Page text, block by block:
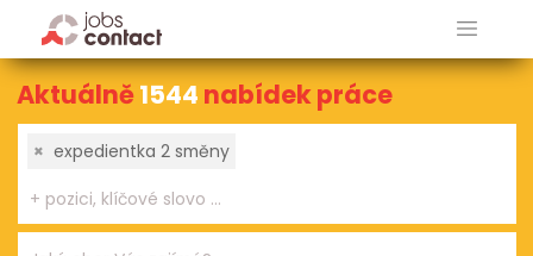
Aktuálně1544 nabídek práce
× expedientka 2 směny